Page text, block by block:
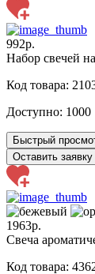
992р.
Набор свечей
Код товара:
Доступно: 1000
Быстрый
Оставить заявку
1963р.
Свеча
Код товара: